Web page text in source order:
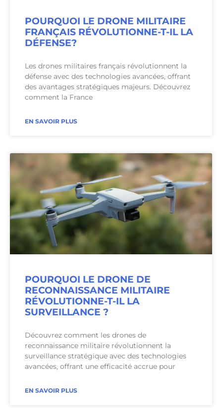
POURQUOI LE DRONE MILITAIRE
FRANÇAIS RÉVOLUTIONNE-T-IL LA
DÉFENSE?
Les drones militaires français révolutionnent la
défense avec des technologies avancées, offrant
des avantages stratégiques majeurs. Découvrez
comment la France
EN SAVOIR PLUS
POURQUOI LE DRONE DE
RECONNAISSANCE MILITAIRE
RÉVOLUTIONNE-T-IL LA
SURVEILLANCE ?
Découvrez comment les drones de
reconnaissance militaire révolutionnent la
surveillance stratégique avec des technologies
avancées, offrant une efficacité accrue pour
EN SAVOIR PLUS